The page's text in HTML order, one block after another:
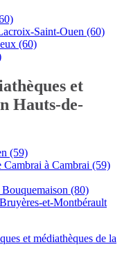
Saint-Ouen (60)
(60)
et
Hauts-de-
(59)
Cambrai à Cambrai (59)
(80)
et-Montbérault
et médiathèques de la